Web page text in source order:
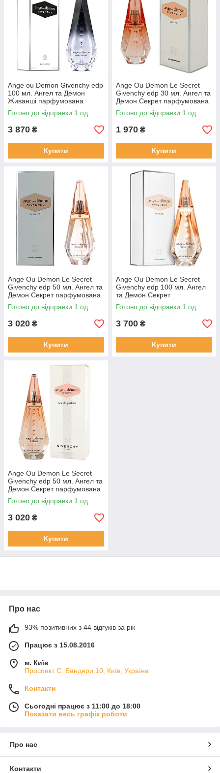
Ange ou Demon Givenchy edp
100 мл. Ангел та Демон
Живанші парфумована
чорна
Готово до відправки 1 од.
3 870 ₴
Купити
Ange Ou Demon Le Secret
Givenchy edp 30 мл. Ангел та
Демон Секрет парфумована
Живанші
Готово до відправки 1 од.
1 970 ₴
Купити
Ange Ou Demon Le Secret
Givenchy edp 50 мл. Ангел та
Демон Секрет парфумована
Живанші
Готово до відправки 1 од.
3 020 ₴
Купити
Ange Ou Demon Le Secret
Givenchy edp 100 мл. Ангел
та Демон Секрет
парфумована
Готово до відправки 1 од.
3 700 ₴
Купити
Ange Ou Demon Le Secret
Givenchy edp 50 мл. Ангел та
Демон Секрет парфумована
Живанші
Готово до відправки 1 од.
3 020 ₴
Купити
Про нас
93% позитивних з 44 відгуків за рік
Працює з 15.08.2016
м. Київ
Проспект С. Бандери 10, Київ, Україна
Контакти
Сьогодні працює з 11:00 до 18:00
Показати весь графік роботи
Про нас
Контакти